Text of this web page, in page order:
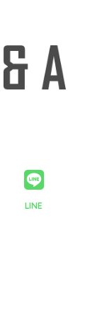
LINE